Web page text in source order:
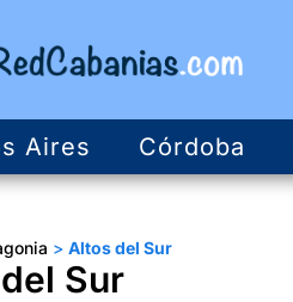
Aires Córdoba
> Altos del Sur
Sur